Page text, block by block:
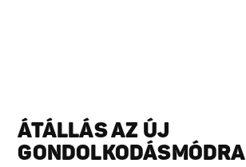
ÁTÁLLÁS AZ ÚJ
GONDOLKODÁSMÓDRA